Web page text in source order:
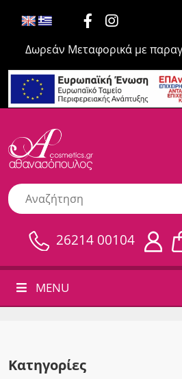
Δωρεάν Μεταφορικά με
26214 00104
MENU
Κατηγορίες